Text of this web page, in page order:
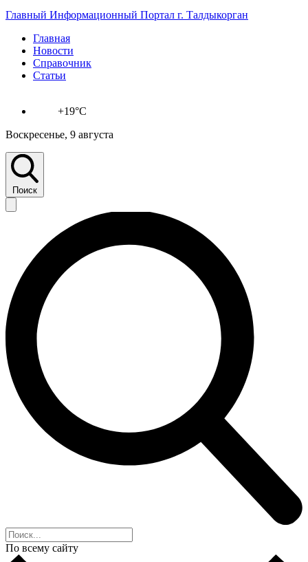
Главный Информационный Портал г. Талдыкорган
Главная
Новости
Справочник
Статьи
+19°C
Воскресенье, 9 августа
Поиск
По всему сайту